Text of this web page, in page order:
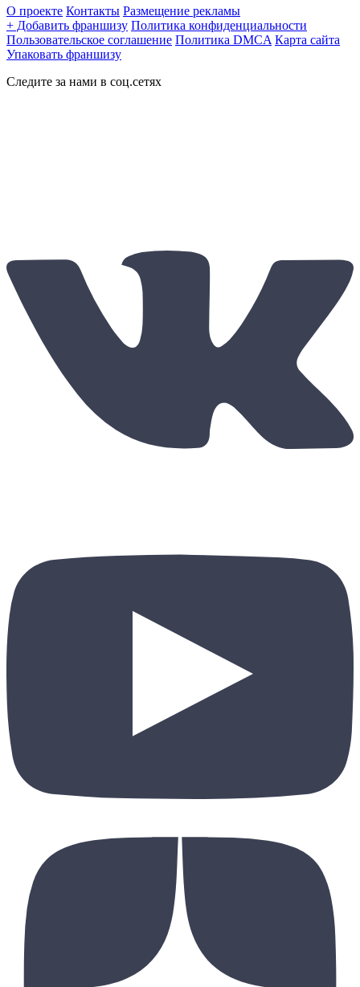
О проекте Контакты Размещение рекламы
+ Добавить франшизу Политика конфиденциальности
Пользовательское соглашение Политика DMCA Карта сайта
Упаковать франшизу
Следите за нами в соц.сетях